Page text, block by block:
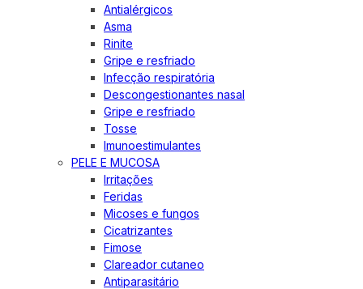
Antialérgicos
Asma
Rinite
Gripe e resfriado
Infecção respiratória
Descongestionantes nasal
Gripe e resfriado
Tosse
Imunoestimulantes
PELE E MUCOSA
Irritações
Feridas
Micoses e fungos
Cicatrizantes
Fimose
Clareador cutaneo
Antiparasitário